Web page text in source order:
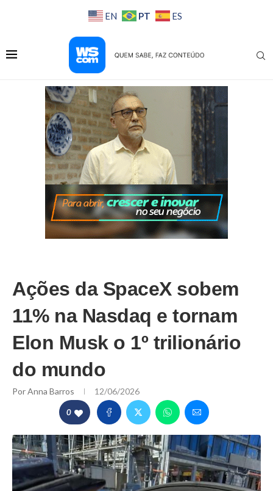
EN PT ES
Ações da SpaceX sobem
11% na Nasdaq e tornam
Elon Musk o 1º trilionário
do mundo
PorAnna Barros 12/06/2026
0